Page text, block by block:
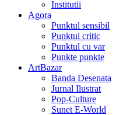
Institutii
Agora
Punktul sensibil
Punktul critic
Punktul cu var
Punkte punkte
ArtBazar
Banda Desenata
Jurnal Ilustrat
Pop-Culture
Sunet E-World